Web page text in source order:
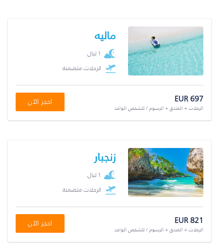
ماليه
1 ليال
الرحلات متضمنة
EUR 697
الرحلات + الفندق + الرسوم / للشخص الواحد
احجز الآن
زنجبار
1 ليال
الرحلات متضمنة
EUR 821
الرحلات + الفندق + الرسوم / للشخص الواحد
احجز الآن